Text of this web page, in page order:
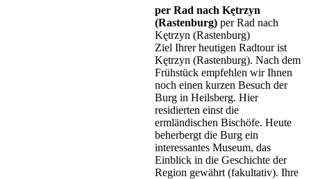
per Rad nach Kętrzyn
(Rastenburg) per Rad nach
Kętrzyn (Rastenburg)
Ziel Ihrer heutigen Radtour ist
Kętrzyn (Rastenburg). Nach dem
Frühstück empfehlen wir Ihnen
noch einen kurzen Besuch der
Burg in Heilsberg. Hier
residierten einst die
ermländischen Bischöfe. Heute
beherbergt die Burg ein
interessantes Museum, das
Einblick in die Geschichte der
Region gewährt (fakultativ). Ihre